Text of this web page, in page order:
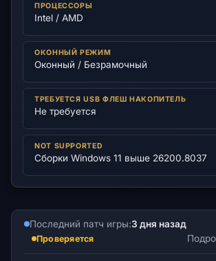
ПРОЦЕССОРЫ
Intel / AMD
ОКОННЫЙ РЕЖИМ
Оконный / Безрамочный
ТРЕБУЕТСЯ USB ФЛЕШ НАКОПИТЕЛЬ
Не требуется
NOT SUPPORTED
Сборки Windows 11 выше 26200.8037
Последний патч игры:3 дня назад
Проверяется